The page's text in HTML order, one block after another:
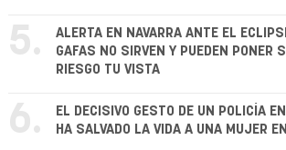
5.
ALERTA EN NAVARRA ANTE EL
GAFAS NO SIRVEN Y PUEDEN PONER
RIESGO TU VISTA
6.
EL DECISIVO GESTO DE UN POLICÍA
HA SALVADO LA VIDA A UNA MUJER